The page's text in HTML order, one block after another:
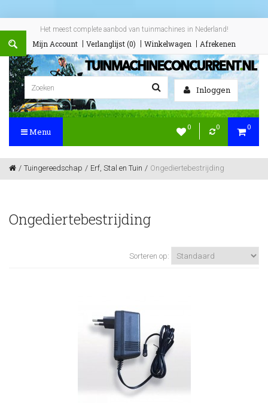
Het meest complete aanbod van tuinmachines in Nederland!
Mijn Account Verlanglijst (0) Winkelwagen Afrekenen
Inloggen
0 0 0
Menu
Tuingereedschap Erf, Stal en Tuin Ongediertebestrijding
Ongediertebestrijding
Sorteren op: